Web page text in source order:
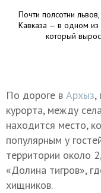
Почти полсотни
Кавказа — в одном
который
По дороге в Архыз,
курорта, между
находится место,
популярным у
территории около
«Долина тигров»,
хищников.